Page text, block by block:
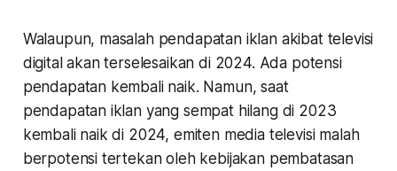
Walaupun, masalah pendapatan iklan akibat televisi
digital akan terselesaikan di 2024. Ada potensi
pendapatan kembali naik. Namun, saat
pendapatan iklan yang sempat hilang di 2023
kembali naik di 2024, emiten media televisi malah
berpotensi tertekan oleh kebijakan pembatasan